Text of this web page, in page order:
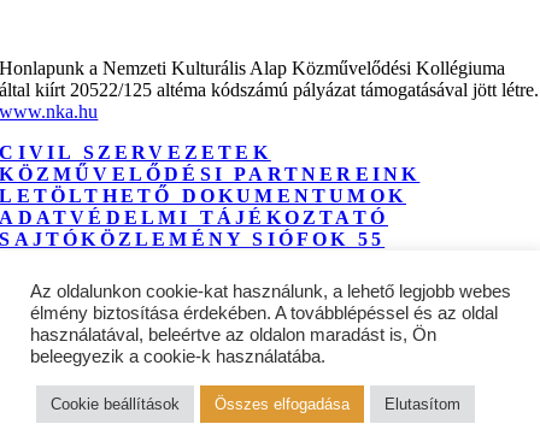
Honlapunk a Nemzeti Kulturális Alap Közművelődési Kollégiuma
által kiírt 20522/125 altéma kódszámú pályázat támogatásával jött létre.
www.nka.hu
CIVIL SZERVEZETEK
KÖZMŰVELŐDÉSI PARTNEREINK
LETÖLTHETŐ DOKUMENTUMOK
ADATVÉDELMI TÁJÉKOZTATÓ
SAJTÓKÖZLEMÉNY SIÓFOK 55
NYEREMÉNYJÁTÉK ADATKEZELÉSI
TÁJÉKOZTATÓ
TAVASZI FESZTIVÁL NYEREMLNYJÁTÉK
SZABÁLYZAT
© 2026 • Kálmán Imre Művelődési Központ
Az oldalunkon cookie-kat használunk, a lehető legjobb webes
élmény biztosítása érdekében. A továbblépéssel és az oldal
használatával, beleértve az oldalon maradást is, Ön
beleegyezik a cookie-k használatába.
Cookie beállítások Összes elfogadása Elutasítom